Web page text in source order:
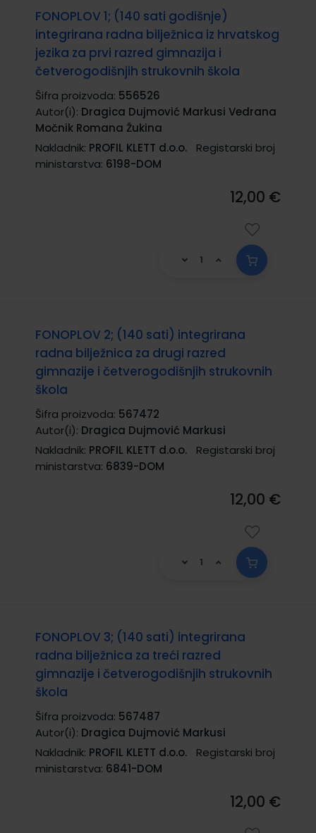
FONOPLOV 1; (140 sati godišnje)
integrirana radna bilježnica iz hrvatskog
jezika za prvi razred gimnazija i
četverogodišnjih strukovnih škola
Šifra proizvoda: 556526
Autor(i): Dragica Dujmović Markusi Vedrana
Močnik Romana Žukina
Nakladnik: PROFIL KLETT d.o.o.
Registarski broj
ministarstva: 6198-DOM
12,00 €
FONOPLOV 2; (140 sati) integrirana
radna bilježnica za drugi razred
gimnazije i četverogodišnjih strukovnih
škola
Šifra proizvoda: 567472
Autor(i): Dragica Dujmović Markusi
Nakladnik: PROFIL KLETT d.o.o.
Registarski broj
ministarstva: 6839-DOM
12,00 €
FONOPLOV 3; (140 sati) integrirana
radna bilježnica za treći razred
gimnazije i četverogodišnjih strukovnih
škola
Šifra proizvoda: 567487
Autor(i): Dragica Dujmović Markusi
Nakladnik: PROFIL KLETT d.o.o.
Registarski broj
ministarstva: 6841-DOM
12,00 €